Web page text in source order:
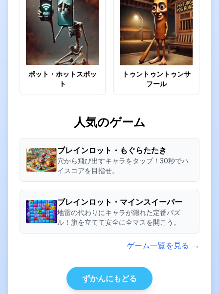
ポット・ホットスポッ
ト
トゥントゥントゥンサ
フール
人気のゲーム
ブレインロット・もぐらたたき
穴から飛び出すキャラをタップ！30秒でハ
イスコアを目指せ。
ブレインロット・マインスイーパー
地雷の代わりにキャラが隠れた定番パズ
ル！旗を立てて安全に全マスを開こう。
ゲーム一覧を見る →
ずかんにもどる